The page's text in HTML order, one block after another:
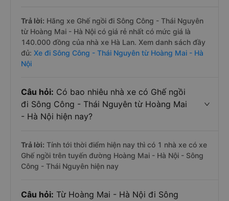
Trả lời: Hãng xe Ghế ngồi đi Sông Công - Thái Nguyên
từ Hoàng Mai - Hà Nội có giá rẻ nhất có mức giá là
140.000 đồng của nhà xe Hà Lan. Xem danh sách đầy
đủ: Xe đi Sông Công - Thái Nguyên từ Hoàng Mai - Hà
Nội
Câu hỏi: Có bao nhiêu nhà xe có Ghế ngồi
đi Sông Công - Thái Nguyên từ Hoàng Mai
- Hà Nội hiện nay?
Trả lời: Tính tới thời điểm hiện nay thì có 1 nhà xe có xe
Ghế ngồi trên tuyến đường Hoàng Mai - Hà Nội - Sông
Công - Thái Nguyên hiện nay
Câu hỏi: Từ Hoàng Mai - Hà Nội đi Sông